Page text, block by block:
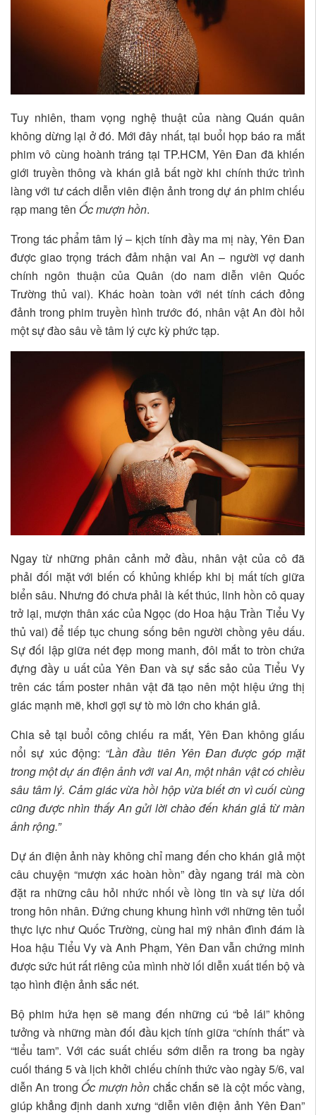
Tuy nhiên, tham vọng nghệ thuật của nàng Quán quân
không dừng lại ở đó. Mới đây nhất, tại buổi họp báo ra mắt
phim vô cùng hoành tráng tại TP.HCM, Yên Đan đã khiến
giới truyền thông và khán giả bất ngờ khi chính thức trình
làng với tư cách diễn viên điện ảnh trong dự án phim chiếu
rạp mang tên Ốc mượn hồn.
Trong tác phẩm tâm lý – kịch tính đầy ma mị này, Yên Đan
được giao trọng trách đảm nhận vai An – người vợ danh
chính ngôn thuận của Quân (do nam diễn viên Quốc
Trường thủ vai). Khác hoàn toàn với nét tính cách đỏng
đảnh trong phim truyền hình trước đó, nhân vật An đòi hỏi
một sự đào sâu về tâm lý cực kỳ phức tạp.
Ngay từ những phân cảnh mở đầu, nhân vật của cô đã
phải đối mặt với biến cố khủng khiếp khi bị mất tích giữa
biển sâu. Nhưng đó chưa phải là kết thúc, linh hồn cô quay
trở lại, mượn thân xác của Ngọc (do Hoa hậu Trần Tiểu Vy
thủ vai) để tiếp tục chung sống bên người chồng yêu dấu.
Sự đối lập giữa nét đẹp mong manh, đôi mắt to tròn chứa
đựng đầy u uất của Yên Đan và sự sắc sảo của Tiểu Vy
trên các tấm poster nhân vật đã tạo nên một hiệu ứng thị
giác mạnh mẽ, khơi gợi sự tò mò lớn cho khán giả.
Chia sẻ tại buổi công chiếu ra mắt, Yên Đan không giấu
nổi sự xúc động: “Lần đầu tiên Yên Đan được góp mặt
trong một dự án điện ảnh với vai An, một nhân vật có chiều
sâu tâm lý. Cảm giác vừa hồi hộp vừa biết ơn vì cuối cùng
cũng được nhìn thấy An gửi lời chào đến khán giả từ màn
ảnhrộng.”
Dự án điện ảnh này không chỉ mang đến cho khán giả một
câu chuyện “mượn xác hoàn hồn” đầy ngang trái mà còn
đặt ra những câu hỏi nhức nhối về lòng tin và sự lừa dối
trong hôn nhân. Đứng chung khung hình với những tên tuổi
thực lực như Quốc Trường, cùng hai mỹ nhân đình đám là
Hoa hậu Tiểu Vy và Anh Phạm, Yên Đan vẫn chứng minh
được sức hút rất riêng của mình nhờ lối diễn xuất tiến bộ và
tạo hình điện ảnh sắc nét.
Bộ phim hứa hẹn sẽ mang đến những cú “bẻ lái” không
tưởng và những màn đối đầu kịch tính giữa “chính thất” và
“tiểu tam”. Với các suất chiếu sớm diễn ra trong ba ngày
cuối tháng 5 và lịch khởi chiếu chính thức vào ngày 5/6, vai
diễn An trong Ốc mượn hồn chắc chắn sẽ là cột mốc vàng,
giúp khẳng định danh xưng “diễn viên điện ảnh Yên Đan”